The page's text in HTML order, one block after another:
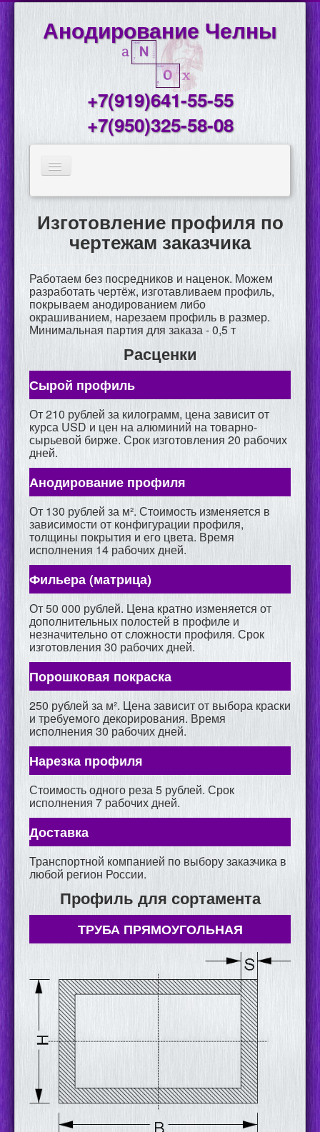
Анодирование Челны
+7(919)641-55-55
+7(950)325-58-08
ГЛАВНАЯ
ГОТОВЫЙ ПРОФИЛЬ
АНОДИРОВАНИЕ ДЕТАЛЕЙ
ПРОФИЛЬ НА ЗАКАЗ
О НАС
КОНТАКТЫ
Изготовление профиля по
чертежам заказчика
Работаем без посредников и наценок. Можем
разработать чертёж, изготавливаем профиль,
покрываем анодированием либо
окрашиванием, нарезаем профиль в размер.
Минимальная партия для заказа - 0,5 т
Расценки
Сырой профиль
От 210 рублей за килограмм, цена зависит от
курса USD и цен на алюминий на товарно-
сырьевой бирже. Срок изготовления 20 рабочих
дней.
Анодирование профиля
От 130 рублей за м². Стоимость изменяется в
зависимости от конфигурации профиля,
толщины покрытия и его цвета. Время
исполнения 14 рабочих дней.
Фильера (матрица)
От 50 000 рублей. Цена кратно изменяется от
дополнительных полостей в профиле и
незначительно от сложности профиля. Срок
изготовления 30 рабочих дней.
Порошковая покраска
250 рублей за м². Цена зависит от выбора краски
и требуемого декорирования. Время
исполнения 30 рабочих дней.
Нарезка профиля
Стоимость одного реза 5 рублей. Срок
исполнения 7 рабочих дней.
Доставка
Транспортной компанией по выбору заказчика в
любой регион России.
Профиль для сортамента
ТРУБА ПРЯМОУГОЛЬНАЯ